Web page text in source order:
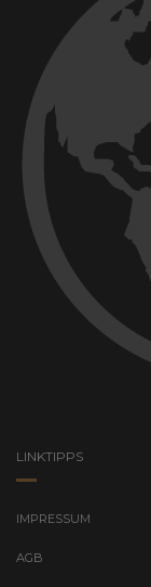
LINKTIPPS
IMPRESSUM
AGB